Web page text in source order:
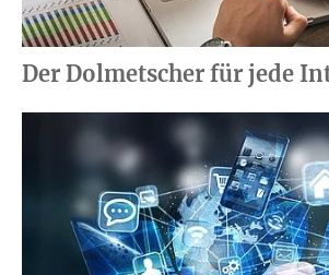
Der Dolmetscher für jede